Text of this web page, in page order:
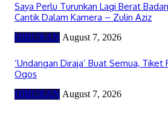
Saya Perlu Turunkan Lagi Berat
Cantik Dalam Kamera – Zulin Aziz
HIBURAN August 7, 2026
‘Undangan Diraja’ Buat Semua, Tiket
Ogos
HIBURAN August 7, 2026